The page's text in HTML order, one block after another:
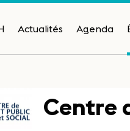
Actualités Agenda
Centre